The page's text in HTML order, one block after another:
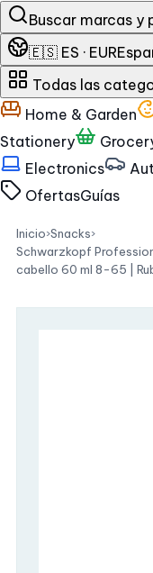
Buscar marcas y
🇪🇸 ES · EUR
Todas las
Home & Garden
Stationery
Electronics
OfertasGuías
Inicio›Snacks›
Schwarzkopf
cabello 60 ml 8-65 |